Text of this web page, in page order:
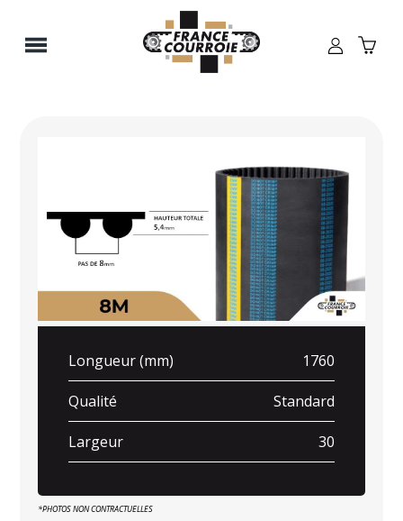
Longueur (mm) 1760
Qualité Standard
Largeur 30
*PHOTOS NON CONTRACTUELLES
Panneau de gestion des cookies